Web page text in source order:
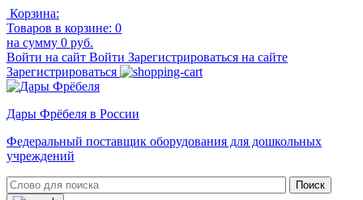
Корзина:
Товаров в корзине: 0
на сумму 0 руб.
Войти на сайт Войти Зарегистрироваться на сайте
Зарегистрироваться
Дары Фрёбеля в России
Федеральный поставщик оборудования для дошкольных
учреждений